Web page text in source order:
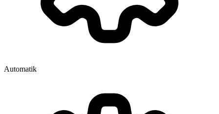
Automatik